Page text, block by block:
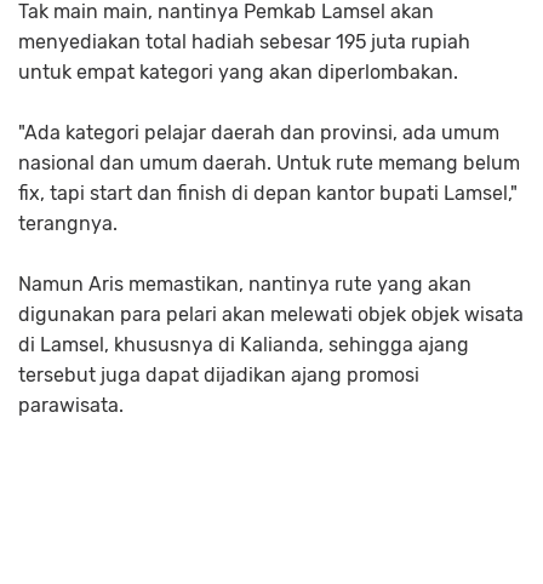
Tak main main, nantinya Pemkab Lamsel akan
menyediakan total hadiah sebesar 195 juta rupiah
untuk empat kategori yang akan diperlombakan.
"Ada kategori pelajar daerah dan provinsi, ada umum
nasional dan umum daerah. Untuk rute memang belum
fix, tapi start dan finish di depan kantor bupati Lamsel,"
terangnya.
Namun Aris memastikan, nantinya rute yang akan
digunakan para pelari akan melewati objek objek wisata
di Lamsel, khususnya di Kalianda, sehingga ajang
tersebut juga dapat dijadikan ajang promosi
parawisata.